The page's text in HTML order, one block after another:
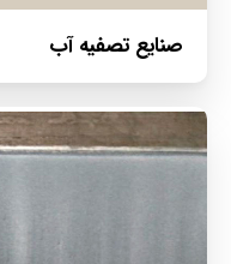
صنایع تصفیه آب